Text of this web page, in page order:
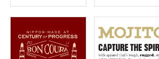
meeting_room ログイン 会員登録